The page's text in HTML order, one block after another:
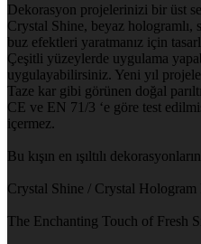
Dekorasyon projelerinizi bir üst
Crystal Shine, beyaz hologramlı,
buz efektleri yaratmanız için
Çeşitli yüzeylerde uygulama
uygulayabilirsiniz. Yeni yıl
Taze kar gibi görünen doğal
CE ve EN 71/3 ‘e göre test
içermez.
Bu kışın en ışıltılı
Crystal Shine / Crystal
The Enchanting Touch of Fresh